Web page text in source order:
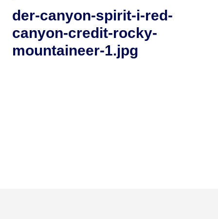
der-canyon-spirit-i-red-
canyon-credit-rocky-
mountaineer-1.jpg